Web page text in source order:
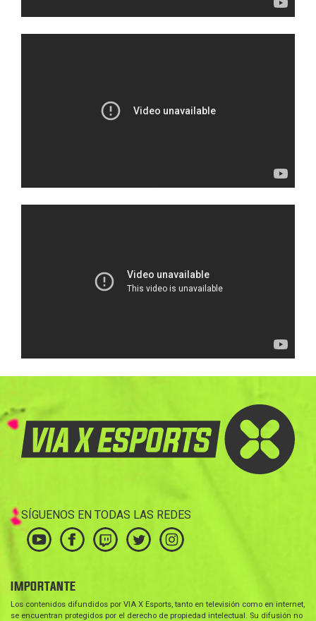
SÍGUENOS EN TODAS LAS REDES
IMPORTANTE
Los contenidos difundidos por VIA X Esports, tanto en televisión como en internet,
se encuentran protegidos por el derecho de propiedad intelectual. Su difusión no